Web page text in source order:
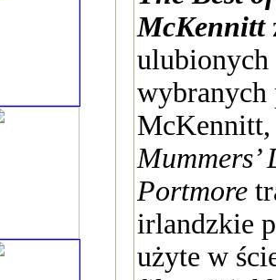
McKennitt
wybranych
Mummers’
Portmore
irlandzkie
użyte w